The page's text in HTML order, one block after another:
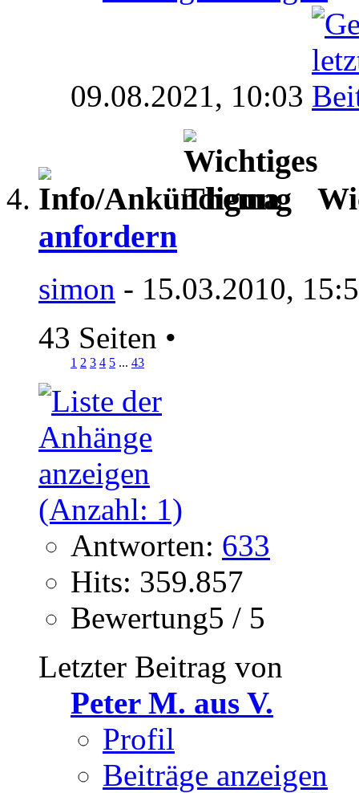
09.08.2021, 10:03
anfordern
simon - 15.03.2010,
43 Seiten •
1 2 3 4 5 ... 43
Antworten: 633
Hits: 359.857
Bewertung5 / 5
Letzter Beitrag von
Peter M. aus V.
Profil
Beiträge anzeigen